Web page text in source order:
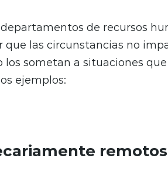
de recursos
que las circunstancias no
los sometan a situaciones
ejemplos:
remotos